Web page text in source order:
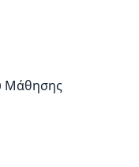
Μάθησης